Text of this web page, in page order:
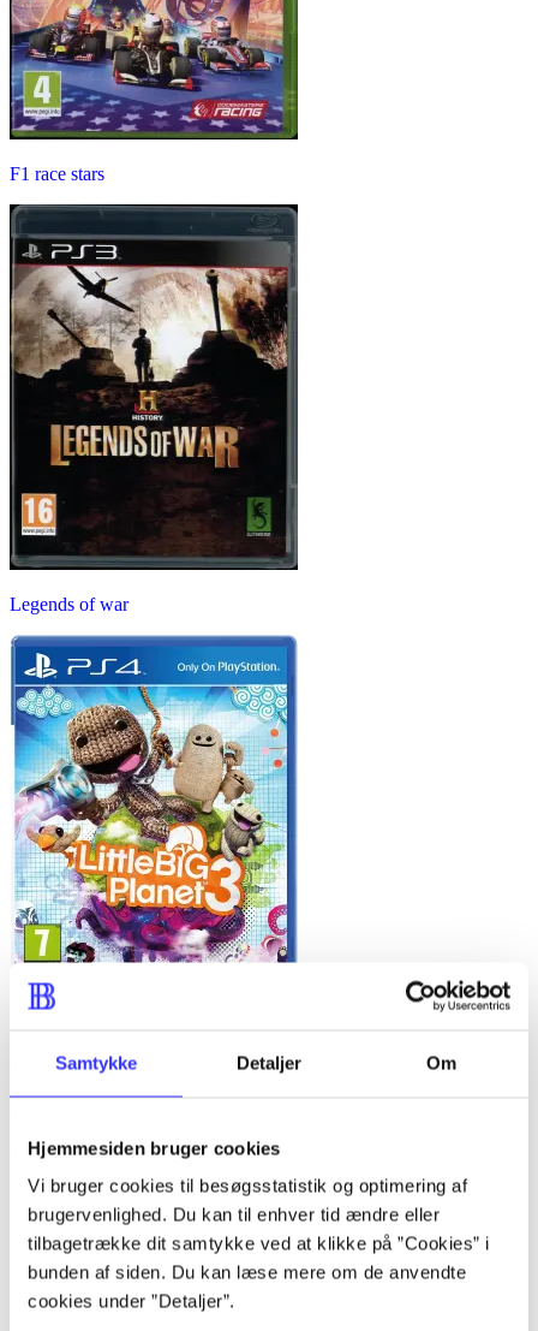
Samtykke Detaljer Om
Hjemmesiden bruger cookies
Vi bruger cookies til besøgsstatistik og optimering af
brugervenlighed. Du kan til enhver tid ændre eller
tilbagetrække dit samtykke ved at klikke på ”Cookies” i
bunden af siden. Du kan læse mere om de anvendte
cookies under ”Detaljer”.
F1 race stars
Legends of war
Anmeldelser (2)
Game reactor
Nr. 100 (2009)
af
af